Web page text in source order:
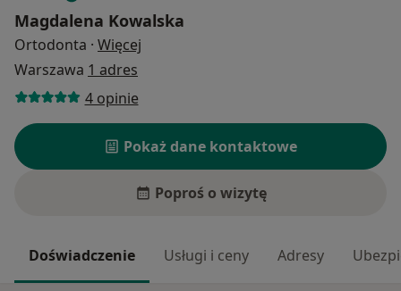
Magdalena Kowalska
Ortodonta · Więcej
Warszawa 1 adres
4 opinie
Pokaż dane kontaktowe
Poproś o wizytę
Doświadczenie Usługi i ceny Adresy